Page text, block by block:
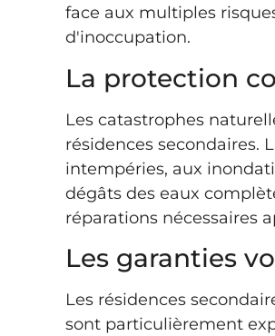
face aux multiples
d'inoccupation.
La protection
Les catastrophes
résidences secondaires.
intempéries, aux
dégâts des eaux
réparations nécessaires
Les garanties
Les résidences
sont particulièrement